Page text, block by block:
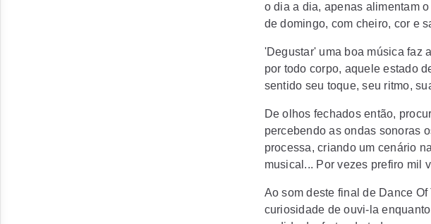
o dia a dia, apenas alimentam
de domingo, com cheiro, cor e
'Degustar' uma boa música faz
por todo corpo, aquele estado
sentido seu toque, seu ritmo,
De olhos fechados então,
percebendo as ondas sonoras
processa, criando um cenário
musical... Por vezes prefiro mil
Ao som deste final de Dance
curiosidade de ouvi-la